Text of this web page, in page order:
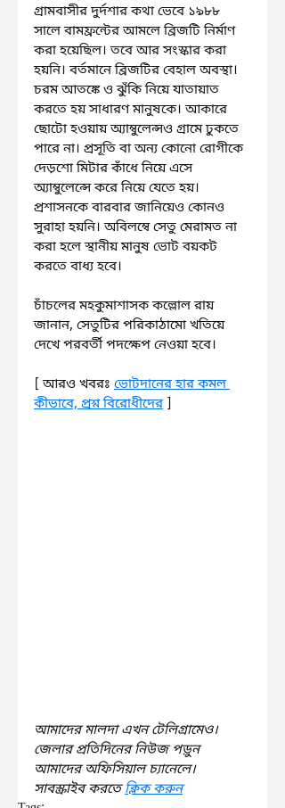
গ্রামবাসীর দুর্দশার কথা ভেবে ১৯৮৮
সালে বামফ্রন্টের আমলে ব্রিজটি নির্মাণ
করা হয়েছিল। তবে আর সংস্কার করা
হয়নি। বর্তমানে ব্রিজটির বেহাল অবস্থা।
চরম আতঙ্কে ও ঝুঁকি নিয়ে যাতায়াত
করতে হয় সাধারণ মানুষকে। আকারে
ছোটো হওয়ায় অ্যাম্বুলেন্সও গ্রামে ঢুকতে
পারে না। প্রসূতি বা অন্য কোনো রোগীকে
দেড়শো মিটার কাঁধে নিয়ে এসে
অ্যাম্বুলেন্সে করে নিয়ে যেতে হয়।
প্রশাসনকে বারবার জানিয়েও কোনও
সুরাহা হয়নি। অবিলম্বে সেতু মেরামত না
করা হলে স্থানীয় মানুষ ভোট বয়কট
করতে বাধ্য হবে।
চাঁচলের মহকুমাশাসক কল্লোল রায়
জানান, সেতুটির পরিকাঠামো খতিয়ে
দেখে পরবর্তী পদক্ষেপ নেওয়া হবে।
[ আরও খবরঃ ভোটদানের হার কমল
কীভাবে, প্রশ্ন বিরোধীদের ]
আমাদের মালদা এখন টেলিগ্রামেও।
জেলার প্রতিদিনের নিউজ পড়ুন
আমাদের অফিসিয়াল চ্যানেলে।
সাবস্ক্রাইব করতে ক্লিক করুন